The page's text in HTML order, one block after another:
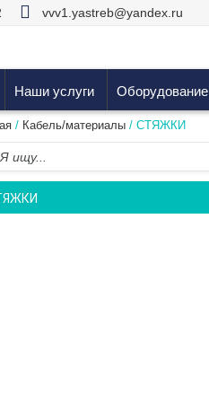
vvv1.yastreb@yandex.ru
Наши услуги Оборудование
/ Кабель/материалы / СТЯЖКИ